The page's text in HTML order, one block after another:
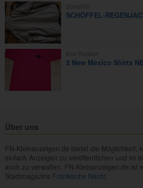
SCHÖFFEL-
2 New Mexico Shirts
Über uns
FN-Kleinanzeigen.de bietet die Möglichkeit,
einfach Anzeigen zu veröffentlichen und im
auch zu verwalten. FN-Kleinanzeigen.de ist
Stadtmagazins Fränkische Nacht.